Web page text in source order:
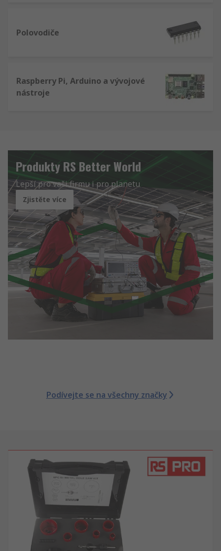
Polovodiče
Raspberry Pi, Arduino a vývojové
nástroje
Produkty RS Better World
Lepší pro vaši firmu i pro planetu
Zjistěte více
Podívejte se na všechny značky